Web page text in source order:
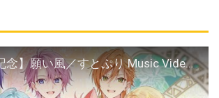
【結成9周年記念】願い風／すとぷり Music Video【いつもありがとう】